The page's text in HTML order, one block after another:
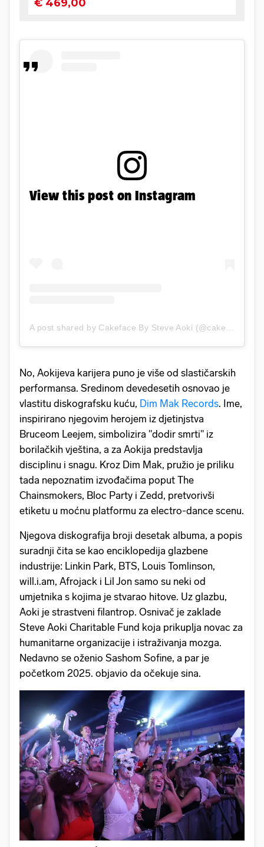
View this post on Instagram
A post shared by Cakeface By Steve Aoki (@cakefaceseries)
No, Aokijeva karijera puno je više od slastičarskih
performansa. Sredinom devedesetih osnovao je
vlastitu diskografsku kuću, Dim Mak Records. Ime,
inspirirano njegovim herojem iz djetinjstva
Bruceom Leejem, simbolizira "dodir smrti" iz
borilačkih vještina, a za Aokija predstavlja
disciplinu i snagu. Kroz Dim Mak, pružio je priliku
tada nepoznatim izvođačima poput The
Chainsmokers, Bloc Party i Zedd, pretvorivši
etiketu u moćnu platformu za electro-dance scenu.
Njegova diskografija broji desetak albuma, a popis
suradnji čita se kao enciklopedija glazbene
industrije: Linkin Park, BTS, Louis Tomlinson,
will.i.am, Afrojack i Lil Jon samo su neki od
umjetnika s kojima je stvarao hitove. Uz glazbu,
Aoki je strastveni filantrop. Osnivač je zaklade
Steve Aoki Charitable Fund koja prikuplja novac za
humanitarne organizacije i istraživanja mozga.
Nedavno se oženio Sashom Sofine, a par je
početkom 2025. objavio da očekuje sina.